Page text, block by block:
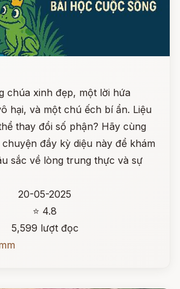
chúa xinh đẹp, một lời hứa
hại, và một chú ếch bí ẩn. Liệu
thay đổi số phận? Hãy cùng
đầy kỳ diệu này để khám
sắc về lòng trung thực và sự
20-05-2025
⭐ 4.8
5,599 lượt đọc